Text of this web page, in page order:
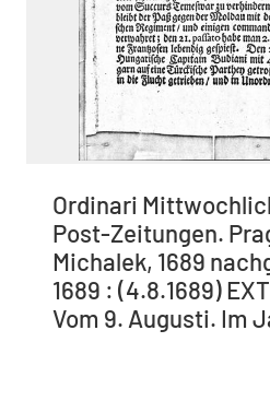
Ordinari
Post-Zeitungen.
Michalek, 1689
1689 : (4.8.1689)
Vom 9. Augusti. Im